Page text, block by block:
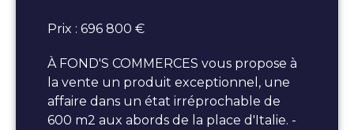
Prix : 696 800 €
À FOND'S COMMERCES vous propose à
la vente un produit exceptionnel, une
affaire dans un état irréprochable de
600 m2 aux abords de la place d'Italie. -